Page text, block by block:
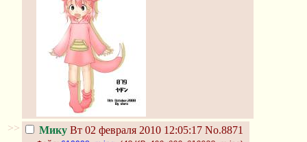
>> Мику Вт 02 февраля 2010 12:05:17 No.8871